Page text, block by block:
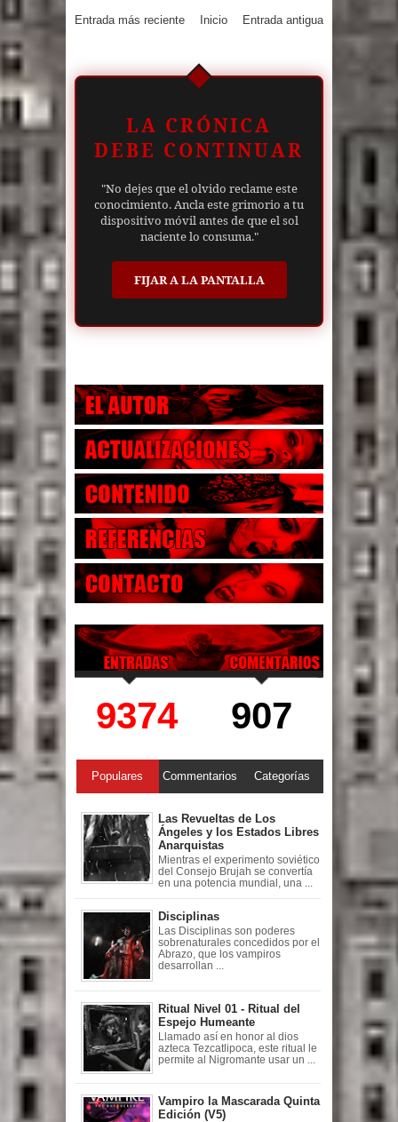
Entrada más reciente Entrada antigua
Inicio
LA CRÓNICA
DEBE CONTINUAR
"No dejes que el olvido reclame este
conocimiento. Ancla este grimorio a tu
dispositivo móvil antes de que el sol
naciente lo consuma."
FIJAR A LA PANTALLA
9374 907
Populares Commentarios Categorías
Las Revueltas de Los
Ángeles y los Estados Libres
Anarquistas
Mientras el experimento soviético
del Consejo Brujah se convertía
en una potencia mundial, una ...
Disciplinas
Las Disciplinas son poderes
sobrenaturales concedidos por el
Abrazo, que los vampiros
desarrollan ...
Ritual Nivel 01 - Ritual del
Espejo Humeante
Llamado así en honor al dios
azteca Tezcatlipoca, este ritual le
permite al Nigromante usar un ...
Vampiro la Mascarada Quinta
Edición (V5)